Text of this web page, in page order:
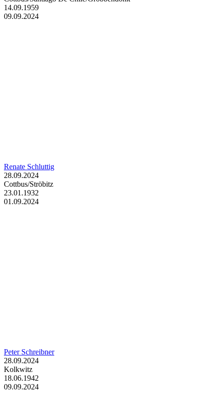
14.09.1959
09.09.2024
Renate Schluttig
28.09.2024
Cottbus/Ströbitz
23.01.1932
01.09.2024
Peter Schreibner
28.09.2024
Kolkwitz
18.06.1942
09.09.2024